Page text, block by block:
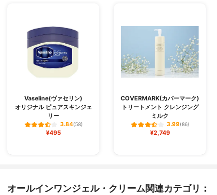
Vaseline(ヴァセリン)
オリジナル ピュアスキンジェ
リー
3.84(58)
¥495
COVERMARK(カバーマーク)
トリートメント クレンジング
ミルク
3.99(86)
¥2,749
オールインワンジェル・クリーム関連カテゴリ：